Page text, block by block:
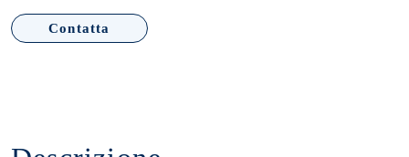
Contatta